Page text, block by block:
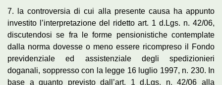
7. la controversia di cui alla presente causa ha appunto
investito l’interpretazione del ridetto art. 1 d.Lgs. n. 42/06,
discutendosi se fra le forme pensionistiche contemplate
dalla norma dovesse o meno essere ricompreso il Fondo
previdenziale ed assistenziale degli spedizionieri
doganali, soppresso con la legge 16 luglio 1997, n. 230. In
base a quanto previsto dall’art. 1 d.Lgs. n. 42/06 alla